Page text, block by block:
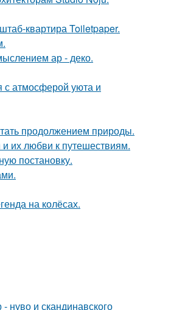
квартира Toiletpaper.
ар - деко.
с атмосферой уюта и
продолжением природы.
их любви к путешествиям.
постановку.
на колёсах.
нуво и скандинавского